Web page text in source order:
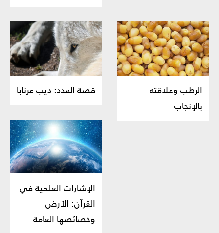
الرطب وعلاقته
بالإنجاب
قصة العدد: ديب عرنابا
الإشارات العلمية في
القرآن: الأرض
وخصائصها العامة